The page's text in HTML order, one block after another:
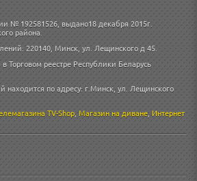
№ 192581526, выдано18 декабря 2015г.
района.
220140, Минск, ул. Лещинского д 45.
Торговом реестре Республики Беларусь
находится по адресу: г.Минск, ул. Лещинского
TV-Shop,Магазин на диване,Интернет